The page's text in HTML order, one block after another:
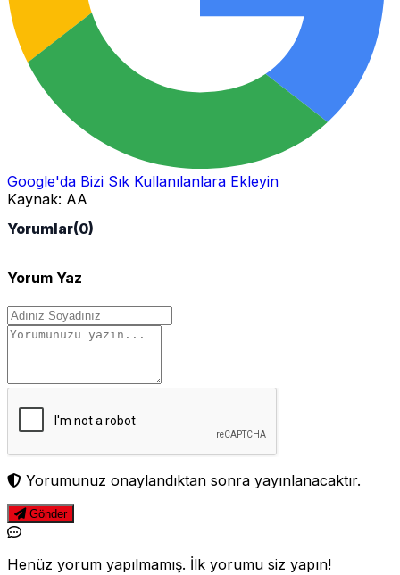
Google'da Bizi Sık Kullanılanlara Ekleyin
Kaynak: AA
Yorumlar(0)
Yorum Yaz
Yorumunuz onaylandıktan sonra yayınlanacaktır.
Gönder
Henüz yorum yapılmamış. İlk yorumu siz yapın!